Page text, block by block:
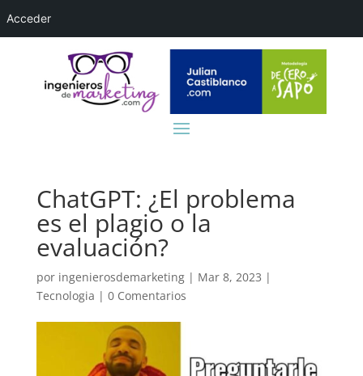
ChatGPT: ¿El problema
es el plagio o la
evaluación?
por ingenierosdemarketing| Mar 8, 2023 |
Tecnologia | 0 Comentarios
Acceder